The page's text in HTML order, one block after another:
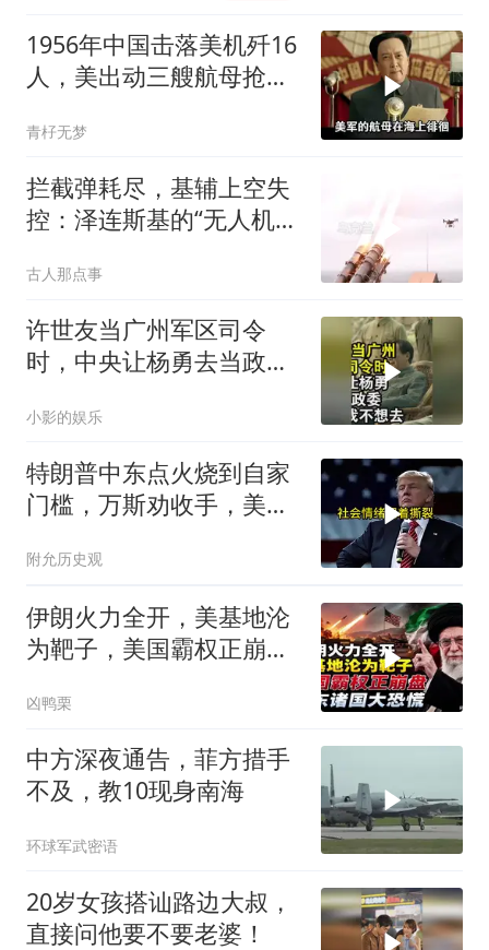
1956年中国击落美机歼16
人，美出动三艘航母抢尸
青杍无梦
拦截弹耗尽，基辅上空失
控：泽连斯基的“无人机神
古人那点事
许世友当广州军区司令
时，中央让杨勇去当政
小影的娱乐
特朗普中东点火烧到自家
门槛，万斯劝收手，美国
附允历史观
伊朗火力全开，美基地沦
为靶子，美国霸权正崩
凶鸭栗
中方深夜通告，菲方措手
不及，教10现身南海
环球军武密语
20岁女孩搭讪路边大叔，
直接问他要不要老婆！